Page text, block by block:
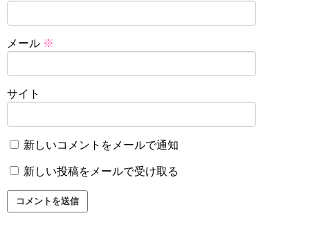
メール ※
サイト
新しいコメントをメールで通知
新しい投稿をメールで受け取る